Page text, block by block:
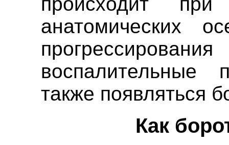
анатомических
воспалительные
также появляться
Как